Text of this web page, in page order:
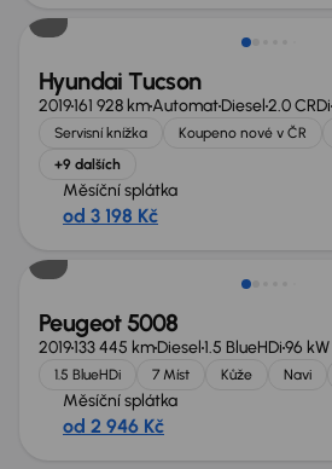
Hyundai Tucson
2019161 928 kmAutomatDiesel2.0 CRDi
Servisní knížka Koupeno nové v ČR
+9 dalších
Měsíční splátka
od 3 198 Kč
Zlevněno o 30 000 Kč
Peugeot 5008
2019133 445 kmDiesel1.5 BlueHDi96 kW
1.5 BlueHDi 7 Míst Kůže Navi
Měsíční splátka
od 2 946 Kč